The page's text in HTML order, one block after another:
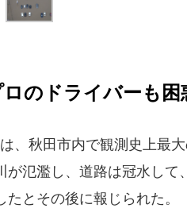
のドライバーも困
、秋田市内で観測史上最
が氾濫し、道路は冠水して
とその後に報じられた。